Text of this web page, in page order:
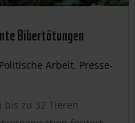
Bibertötungen
Politische Arbeit, Presse-
bis zu 32 Tieren